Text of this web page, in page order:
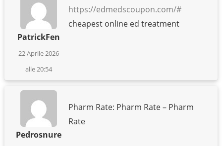
PatrickFen
22 Aprile 2026
alle 20:54
https://edmedscoupon.com/#
cheapest online ed treatment
Pedrosnure
Pharm Rate: Pharm Rate – Pharm
Rate